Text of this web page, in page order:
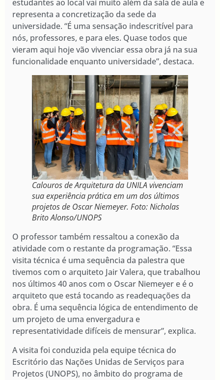
estudantes ao local vai muito além da sala de aula e
representa a concretização da sede da
universidade. “É uma sensação indescritível para
nós, professores, e para eles. Quase todos que
vieram aqui hoje vão vivenciar essa obra já na sua
funcionalidade enquanto universidade”, destaca.
Calouros de Arquitetura da UNILA vivenciam
sua experiência prática em um dos últimos
projetos de Oscar Niemeyer. Foto: Nicholas
Brito Alonso/UNOPS
O professor também ressaltou a conexão da
atividade com o restante da programação. “Essa
visita técnica é uma sequência da palestra que
tivemos com o arquiteto Jair Valera, que trabalhou
nos últimos 40 anos com o Oscar Niemeyer e é o
arquiteto que está tocando as readequações da
obra. É uma sequência lógica de entendimento de
um projeto de uma envergadura e
representatividade difíceis de mensurar”, explica.
A visita foi conduzida pela equipe técnica do
Escritório das Nações Unidas de Serviços para
Projetos (UNOPS), no âmbito do programa de